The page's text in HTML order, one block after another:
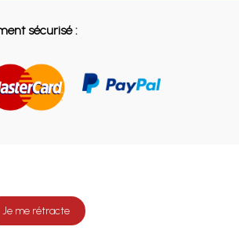
sécurisé :
Je me rétracte